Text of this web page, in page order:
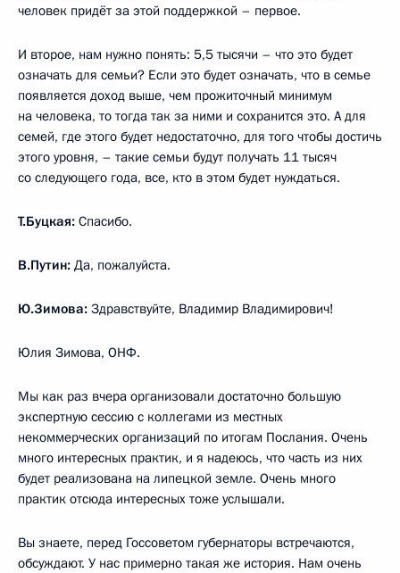
человек придёт за этой поддержкой – первое.
И второе, нам нужно понять: 5,5 тысячи – что это будет
означать для семьи? Если это будет означать, что в семье
появляется доход выше, чем прожиточный минимум
на человека, то тогда так за ними и сохранится это. А для
семей, где этого будет недостаточно, для того чтобы достичь
этого уровня, – такие семьи будут получать 11 тысяч
со следующего года, все, кто в этом будет нуждаться.
Т.Буцкая: Спасибо.
В.Путин: Да, пожалуйста.
Ю.Зимова: Здравствуйте, Владимир Владимирович!
Юлия Зимова, ОНФ.
Мы как раз вчера организовали достаточно большую
экспертную сессию с коллегами из местных
некоммерческих организаций по итогам Послания. Очень
много интересных практик, и я надеюсь, что часть из них
будет реализована на липецкой земле. Очень много
практик отсюда интересных тоже услышали.
Вы знаете, перед Госсоветом губернаторы встречаются,
обсуждают. У нас примерно такая же история. Нам очень